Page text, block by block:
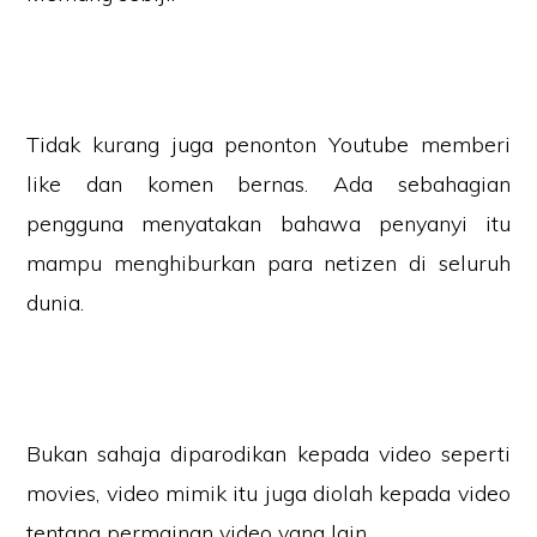
Tidak kurang juga penonton Youtube memberi
like dan komen bernas. Ada sebahagian
pengguna menyatakan bahawa penyanyi itu
mampu menghiburkan para netizen di seluruh
dunia.
Bukan sahaja diparodikan kepada video seperti
movies, video mimik itu juga diolah kepada video